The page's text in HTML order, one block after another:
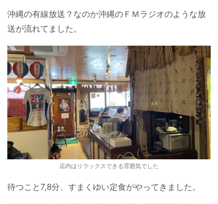
沖縄の有線放送？なのか沖縄のＦＭラジオのような放
送が流れてました。
店内はリラックスできる雰囲気でした
待つこと7,8分、すまくゆい定食がやってきました。